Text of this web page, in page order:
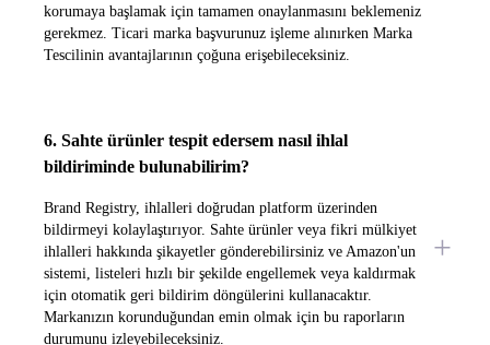
korumaya başlamak için tamamen onaylanmasını beklemeniz
gerekmez. Ticari marka başvurunuz işleme alınırken Marka
Tescilinin avantajlarının çoğuna erişebileceksiniz.
6. Sahte ürünler tespit edersem nasıl ihlal
bildiriminde bulunabilirim?
Brand Registry, ihlalleri doğrudan platform üzerinden
bildirmeyi kolaylaştırıyor. Sahte ürünler veya fikri mülkiyet
ihlalleri hakkında şikayetler gönderebilirsiniz ve Amazon'un
sistemi, listeleri hızlı bir şekilde engellemek veya kaldırmak
için otomatik geri bildirim döngülerini kullanacaktır.
Markanızın korunduğundan emin olmak için bu raporların
durumunu izleyebileceksiniz.